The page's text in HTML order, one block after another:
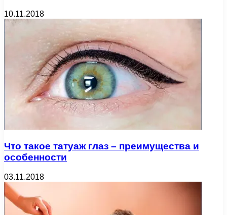
10.11.2018
Что такое татуаж глаз – преимущества и
особенности
03.11.2018